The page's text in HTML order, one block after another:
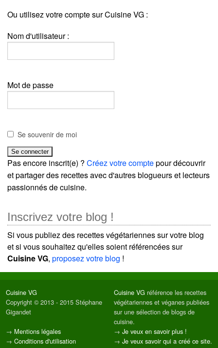
Ou utilisez votre compte sur Cuisine VG :
Nom d'utilisateur :
Mot de passe
Se souvenir de moi
Pas encore inscrit(e) ? Créez votre comptepour découvrir
et partager des recettes avec d'autres blogueurs et lecteurs
passionnés de cuisine.
Inscrivez votre blog !
Si vous publiez des recettes végétariennes sur votre blog
et si vous souhaitez qu'elles soient référencées sur
Cuisine VG, proposez votre blog !
Cuisine VG
Copyright © 2013 - 2015 Stéphane
Gigandet
→ Mentions légales
→ Conditions d'utilisation
Cuisine VG référence les recettes
végétariennes et véganes publiées
sur une sélection de blogs de
cuisine.
→ Je veux en savoir plus !
→ Je veux savoir qui a créé ce site.